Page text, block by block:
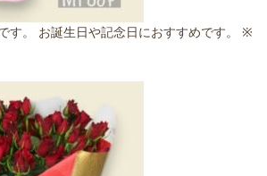
。 お誕生日や記念日におすすめです。 ※